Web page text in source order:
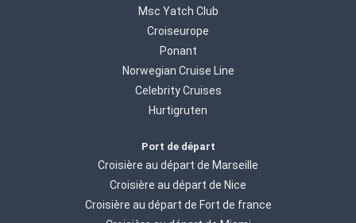
Msc Yatch Club
Croiseurope
Ponant
Norwegian Cruise Line
Celebrity Cruises
Hurtigruten
Port de départ
Croisière au départ de Marseille
Croisière au départ de Nice
Croisière au départ de Fort de france